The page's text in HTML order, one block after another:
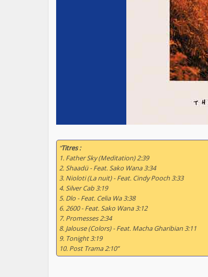
“Titres :
1. Father Sky (Meditation) 2:39
2. Shaadü - Feat. Sako Wana 3:34
3. Nioloti (La nuit) - Feat. Cindy Pooch 3:33
4. Silver Cab 3:19
5. Dlo - Feat. Celia Wa 3:38
6. 2600 - Feat. Sako Wana 3:12
7. Promesses 2:34
8. Jalouse (Colors) - Feat. Macha Gharibian 3:11
9. Tonight 3:19
10. Post Trama 2:10”